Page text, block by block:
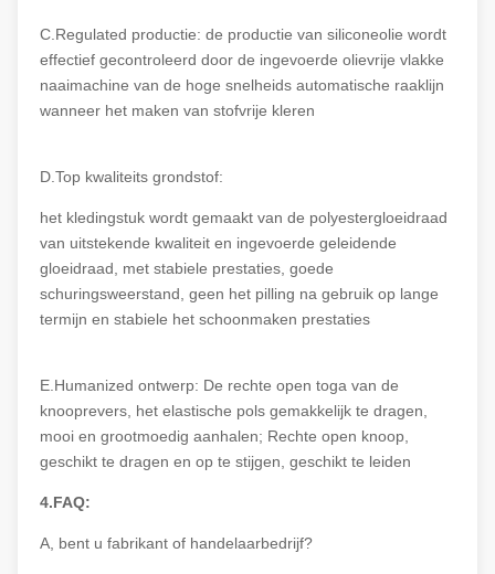
C.Regulated productie: de productie van siliconeolie wordt
effectief gecontroleerd door de ingevoerde olievrije vlakke
naaimachine van de hoge snelheids automatische raaklijn
wanneer het maken van stofvrije kleren
D.Top kwaliteits grondstof:
het kledingstuk wordt gemaakt van de polyestergloeidraad
van uitstekende kwaliteit en ingevoerde geleidende
gloeidraad, met stabiele prestaties, goede
schuringsweerstand, geen het pilling na gebruik op lange
termijn en stabiele het schoonmaken prestaties
E.Humanized ontwerp: De rechte open toga van de
knooprevers, het elastische pols gemakkelijk te dragen,
mooi en grootmoedig aanhalen; Rechte open knoop,
geschikt te dragen en op te stijgen, geschikt te leiden
4.FAQ:
A, bent u fabrikant of handelaarbedrijf?